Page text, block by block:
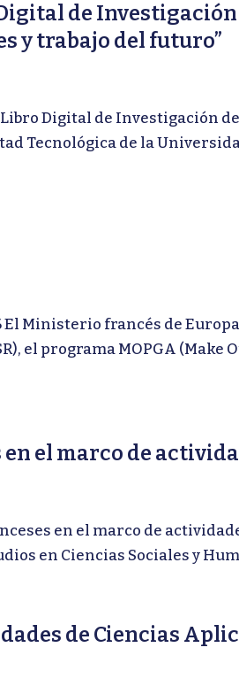
de
y trabajo del futuro”
Digital de Investigación
Tecnológica de la
El Ministerio francés de
el programa MOPGA
el marco de
en el marco de
en Ciencias Sociales y
de Ciencias